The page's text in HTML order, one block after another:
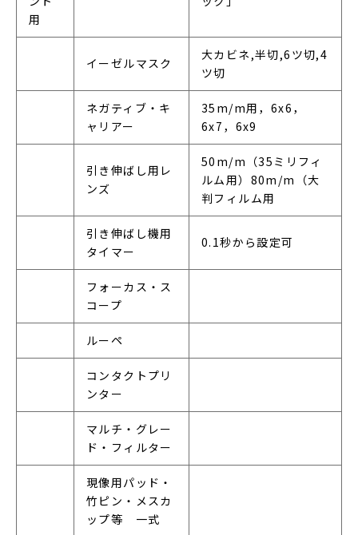
用
イーゼルマスク
大カビネ,半切,6ツ切,4
ツ切
ネガティブ・キ
ャリアー
35m/m用，6x6，
6x7，6x9
引き伸ばし用レ
ンズ
50m/m（35ミリフィ
ルム用）80m/m（大
判フィルム用
引き伸ばし機用
タイマー
0.1秒から設定可
フォーカス・ス
コープ
ルーペ
コンタクトプリ
ンター
マルチ・グレー
ド・フィルター
現像用パッド・
竹ピン・メスカ
ップ等　一式